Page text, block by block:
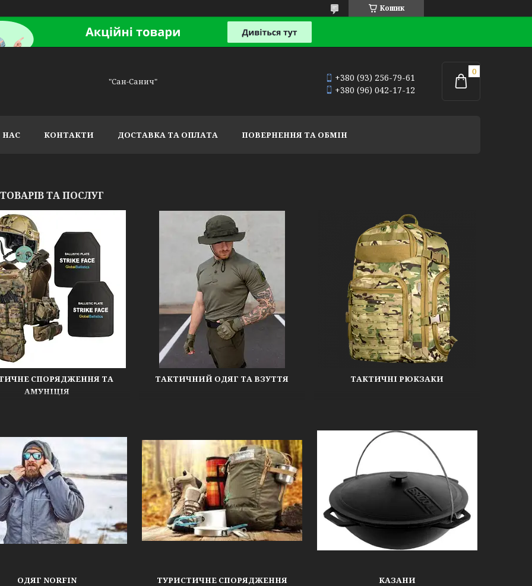
Кошик
"Сан-Санич"
+380 (93) 256-79-61
+380 (96) 042-17-12
НАС КОНТАКТИ ДОСТАВКА ТА ОПЛАТА ПОВЕРНЕННЯ ТА ОБМІН
ТА ПОСЛУГ
СПОРЯДЖЕННЯ ТА
АМУНІЦІЯ
ТАКТИЧНИЙ ОДЯГ ТА ВЗУТТЯ ТАКТИЧНІ РЮКЗАКИ
ОДЯГ NORFIN ТУРИСТИЧНЕ СПОРЯДЖЕННЯ КАЗАНИ